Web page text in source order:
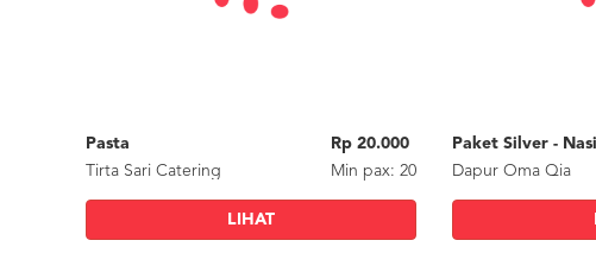
Pasta
Tirta Sari Catering
Rp 20.000
Min pax: 20
LIHAT
Dapur Oma Qia